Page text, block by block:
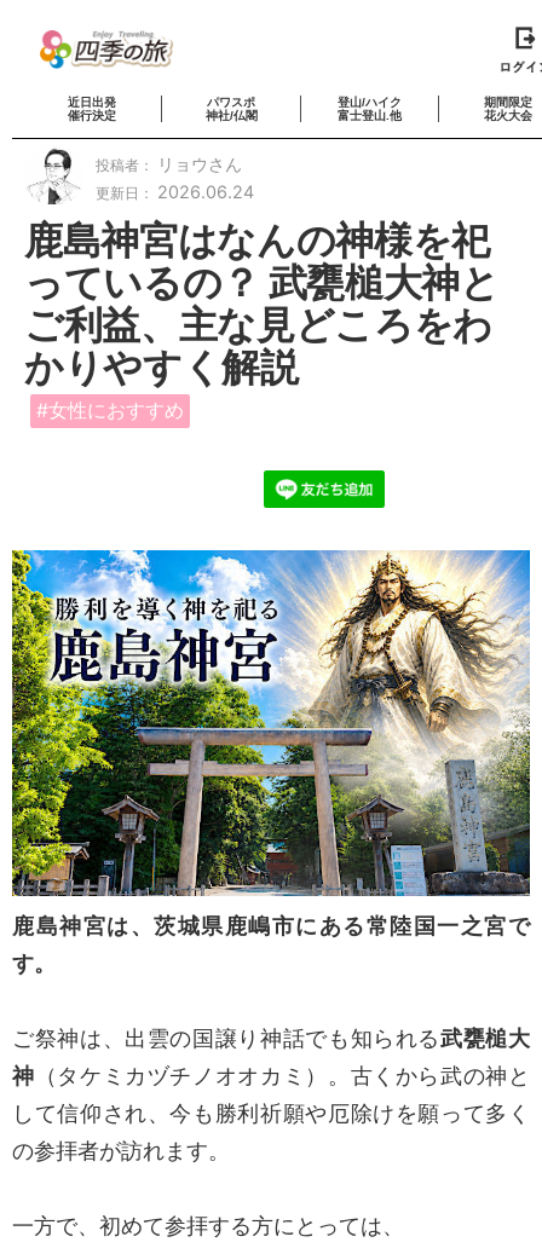
近日出発
催行決定
パワスポ
神社/仏閣
登山/ハイク
富士登山.他
期間限定
花火大会
投稿者： リョウさん
更新日： 2026.06.24
鹿島神宮はなんの神様を祀
っているの？ 武甕槌大神と
ご利益、主な見どころをわ
かりやすく解説
女性におすすめ
鹿島神宮は、茨城県鹿嶋市にある常陸国一之宮で
す。
ご祭神は、出雲の国譲り神話でも知られる武甕槌大
神 （タケミカヅチノオオカミ）。古くから武の神と
して信仰され、今も勝利祈願や厄除けを願って多く
の参拝者が訪れます。
一方で、初めて参拝する方にとっては、